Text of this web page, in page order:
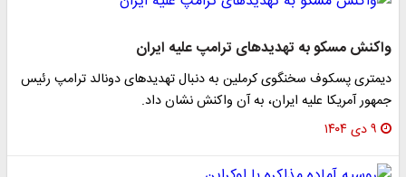
واکنش مسکو به تهدیدهای ترامپ علیه ایران
دیمتری پسکوف سخنگوی کرملین به دنبال تهدیدهای دونالد ترامپ رئیس
جمهور آمریکا علیه ایران، به آن واکنش نشان داد.
۹ دی ۱۴۰۴